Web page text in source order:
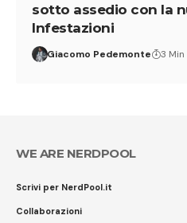
sotto assedio con la
Infestazioni
Giacomo Pedemonte 3 Min
WE ARE NERDPOOL
Scrivi per NerdPool.it
Collaborazioni